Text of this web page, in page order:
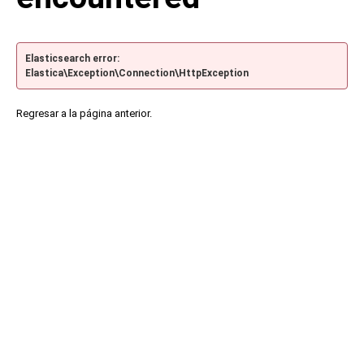
Elasticsearch error:
Elastica\Exception\Connection\HttpException
Regresar a la página anterior.